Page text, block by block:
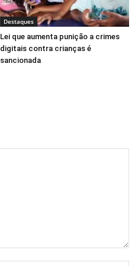
Destaques
Lei que aumenta punição a crimes
digitais contra crianças é
sancionada